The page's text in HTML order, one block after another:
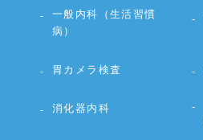
一般内科（生活習慣
病）
胃カメラ検査
消化器内科